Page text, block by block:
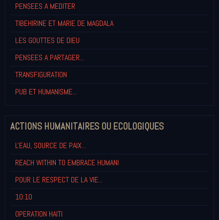
PENSEES A MEDITER
TIBEHIRINE ET MARIE DE MAGDALA
LES GOUTTES DE DIEU
PENSEES A PARTAGER...
TRANSFIGURATION
PUB ET HUMANISME...
ACTIONS HUMANITAIRES OU ECOLOGIQUES
L'EAU, SOURCE DE PAIX...
REACH WITHIN TO EMBRACE HUMANI
POUR LE RESPECT DE LA VIE...
10:10
OPERATION HAITI